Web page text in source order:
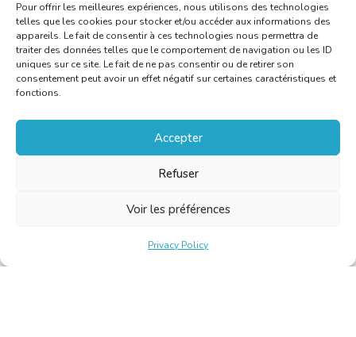
Pour offrir les meilleures expériences, nous utilisons des technologies
telles que les cookies pour stocker et/ou accéder aux informations des
appareils. Le fait de consentir à ces technologies nous permettra de
traiter des données telles que le comportement de navigation ou les ID
uniques sur ce site. Le fait de ne pas consentir ou de retirer son
consentement peut avoir un effet négatif sur certaines caractéristiques et
fonctions.
Accepter
Refuser
Voir les préférences
Privacy Policy